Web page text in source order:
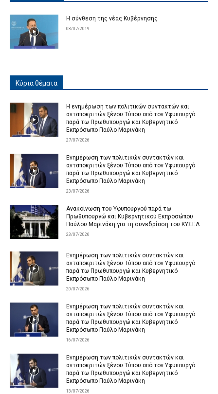
Η σύνθεση της νέας Κυβέρνησης
08/07/2019
Κύρια θέματα
Η ενημέρωση των πολιτικών συντακτών και
ανταποκριτών ξένου Τύπου από τον Υφυπουργό
παρά τω Πρωθυπουργώ και Κυβερνητικό
Εκπρόσωπο Παύλο Μαρινάκη
27/07/2026
Ενημέρωση των πολιτικών συντακτών και
ανταποκριτών ξένου Τύπου από τον Υφυπουργό
παρά τω Πρωθυπουργώ και Κυβερνητικό
Εκπρόσωπο Παύλο Μαρινάκη
23/07/2026
Ανακοίνωση του Υφυπουργού παρά τω
Πρωθυπουργώ και Κυβερνητικού Εκπροσώπου
Παύλου Μαρινάκη για τη συνεδρίαση του ΚΥΣΕΑ
23/07/2026
Ενημέρωση των πολιτικών συντακτών και
ανταποκριτών ξένου Τύπου από τον Υφυπουργό
παρά τω Πρωθυπουργώ και Κυβερνητικό
Εκπρόσωπο Παύλο Μαρινάκη
20/07/2026
Ενημέρωση των πολιτικών συντακτών και
ανταποκριτών ξένου Τύπου από τον Υφυπουργό
παρά τω Πρωθυπουργώ και Κυβερνητικό
Εκπρόσωπο Παύλο Μαρινάκη
16/07/2026
Ενημέρωση των πολιτικών συντακτών και
ανταποκριτών ξένου Τύπου από τον Υφυπουργό
παρά τω Πρωθυπουργώ και Κυβερνητικό
Εκπρόσωπο Παύλο Μαρινάκη
13/07/2026